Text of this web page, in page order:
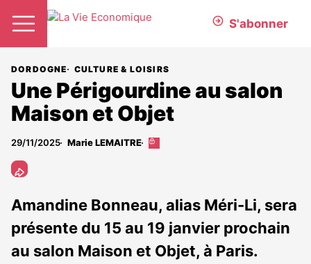
S'abonner
DORDOGNE CULTURE & LOISIRS
Une Périgourdine au salon
Maison et Objet
29/11/2025 Marie LEMAITRE
Cet
abonnés
Amandine Bonneau, alias Méri-Li, sera
présente du 15 au 19 janvier prochain
au salon Maison et Objet, à Paris.